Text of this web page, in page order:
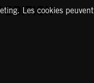
Les cookies peuvent